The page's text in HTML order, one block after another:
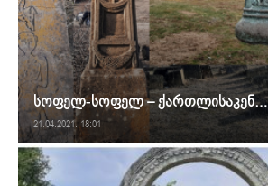
სოფელ-სოფელ – ქართლისაკენ…
21.04.2021. 18:01